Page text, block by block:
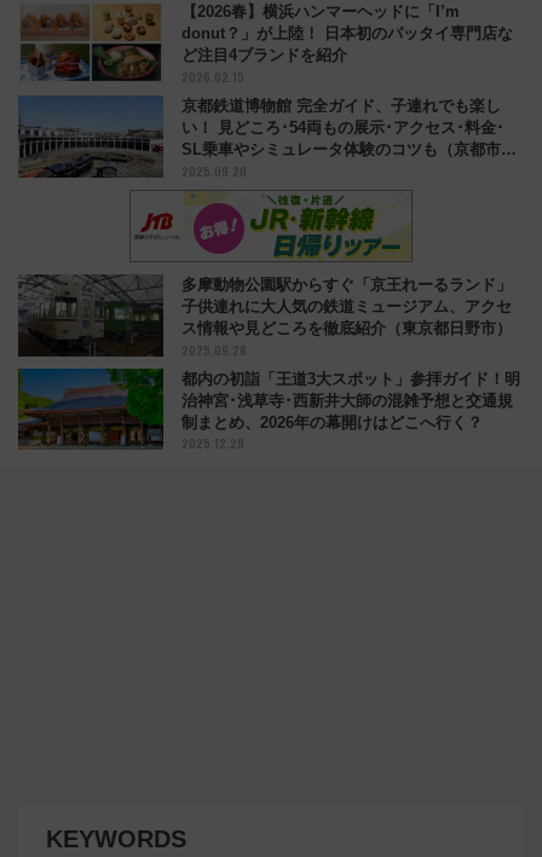
【2026春】横浜ハンマーヘッドに「I’m
donut？」が上陸！ 日本初のパッタイ専門店な
ど注目4ブランドを紹介
2026.02.15
京都鉄道博物館 完全ガイド、子連れでも楽し
い！ 見どころ･54両もの展示･アクセス･料金･
SL乗車やシミュレータ体験のコツも（京都市下
京区）
2025.09.20
多摩動物公園駅からすぐ「京王れーるランド」
子供連れに大人気の鉄道ミュージアム、アクセ
ス情報や見どころを徹底紹介（東京都日野市）
2025.09.28
都内の初詣「王道3大スポット」参拝ガイド！明
治神宮･浅草寺･西新井大師の混雑予想と交通規
制まとめ、2026年の幕開けはどこへ行く？
2025.12.29
KEYWORDS